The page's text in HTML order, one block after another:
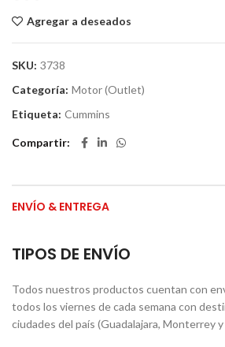
Agregar a deseados
SKU: 3738
Categoría: Motor (Outlet)
Etiqueta: Cummins
Compartir
ENVÍO & ENTREGA
TIPOS DE ENVÍO
Todos nuestros productos cuentan con
todos los viernes de cada semana con
ciudades del país (Guadalajara, Monterrey